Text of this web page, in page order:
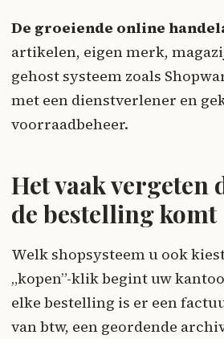
De groeiende online
artikelen, eigen merk,
gehost systeem zoals
met een dienstverlener en
voorraadbeheer.
Het vaak vergeten
de bestelling komt
Welk shopsysteem u ook
„kopen”-klik begint uw
elke bestelling is er een
van btw, een geordende